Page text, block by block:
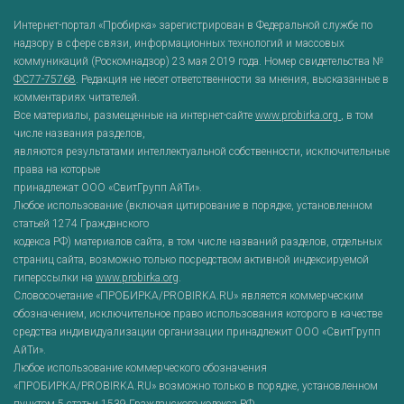
Интернет-портал «Пробирка» зарегистрирован в Федеральной службе по
надзору в сфере связи, информационных технологий и массовых
коммуникаций (Роскомнадзор) 23 мая 2019 года. Номер свидетельства №
ФС77-75768. Редакция не несет ответственности за мнения, высказанные в
комментариях читателей.
Все материалы, размещенные на интернет-сайте www.probirka.org , в том
числе названия разделов,
являются результатами интеллектуальной собственности, исключительные
права на которые
принадлежат ООО «СвитГрупп АйТи».
Любое использование (включая цитирование в порядке, установленном
статьей 1274 Гражданского
кодекса РФ) материалов сайта, в том числе названий разделов, отдельных
страниц сайта, возможно только посредством активной индексируемой
гиперссылки на www.probirka.org.
Словосочетание «ПРОБИРКА/PROBIRKA.RU» является коммерческим
обозначением, исключительное право использования которого в качестве
средства индивидуализации организации принадлежит ООО «СвитГрупп
АйТи».
Любое использование коммерческого обозначения
«ПРОБИРКА/PROBIRKA.RU» возможно только в порядке, установленном